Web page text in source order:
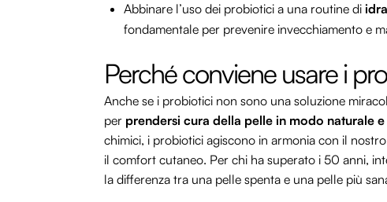
Abbinare l’uso dei probiotici a una routine di
fondamentale per prevenire invecchiamento e
Perché conviene usare i
Anche se i probiotici non sono una soluzione
per prendersi cura della pelle in modo naturale
chimici, i probiotici agiscono in armonia con il
il comfort cutaneo. Per chi ha superato i 50 anni,
la differenza tra una pelle spenta e una pelle più